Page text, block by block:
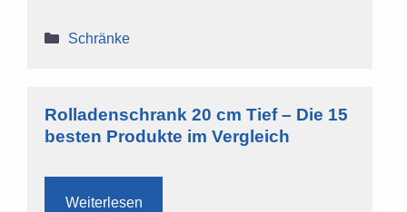
Kategorien
Schränke
Rolladenschrank 20 cm Tief – Die 15
besten Produkte im Vergleich
Weiterlesen